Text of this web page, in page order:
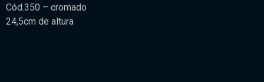
Cód.350 – cromado
24,5cm de altura